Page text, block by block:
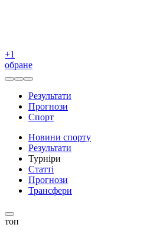
+1
обране
Результати
Прогнози
Спорт
Новини спорту
Результати
Турніри
Статті
Прогнози
Трансфери
топ